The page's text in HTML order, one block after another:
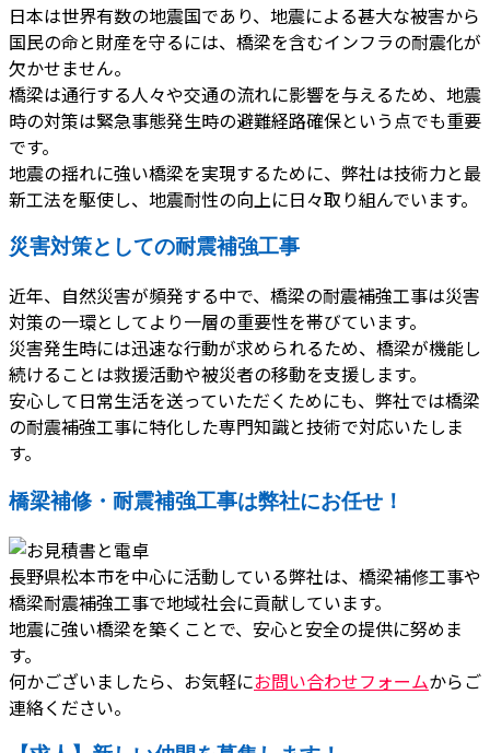
日本は世界有数の地震国であり、地震による甚大な被害から
国民の命と財産を守るには、橋梁を含むインフラの耐震化が
欠かせません。
橋梁は通行する人々や交通の流れに影響を与えるため、地震
時の対策は緊急事態発生時の避難経路確保という点でも重要
です。
地震の揺れに強い橋梁を実現するために、弊社は技術力と最
新工法を駆使し、地震耐性の向上に日々取り組んでいます。
災害対策としての耐震補強工事
近年、自然災害が頻発する中で、橋梁の耐震補強工事は災害
対策の一環としてより一層の重要性を帯びています。
災害発生時には迅速な行動が求められるため、橋梁が機能し
続けることは救援活動や被災者の移動を支援します。
安心して日常生活を送っていただくためにも、弊社では橋梁
の耐震補強工事に特化した専門知識と技術で対応いたしま
す。
橋梁補修・耐震補強工事は弊社にお任せ！
長野県松本市を中心に活動している弊社は、橋梁補修工事や
橋梁耐震補強工事で地域社会に貢献しています。
地震に強い橋梁を築くことで、安心と安全の提供に努めま
す。
何かございましたら、お気軽にお問い合わせフォームからご
連絡ください。